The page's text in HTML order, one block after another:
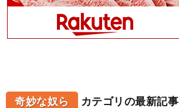
奇妙な奴ら カテゴリの最新記事